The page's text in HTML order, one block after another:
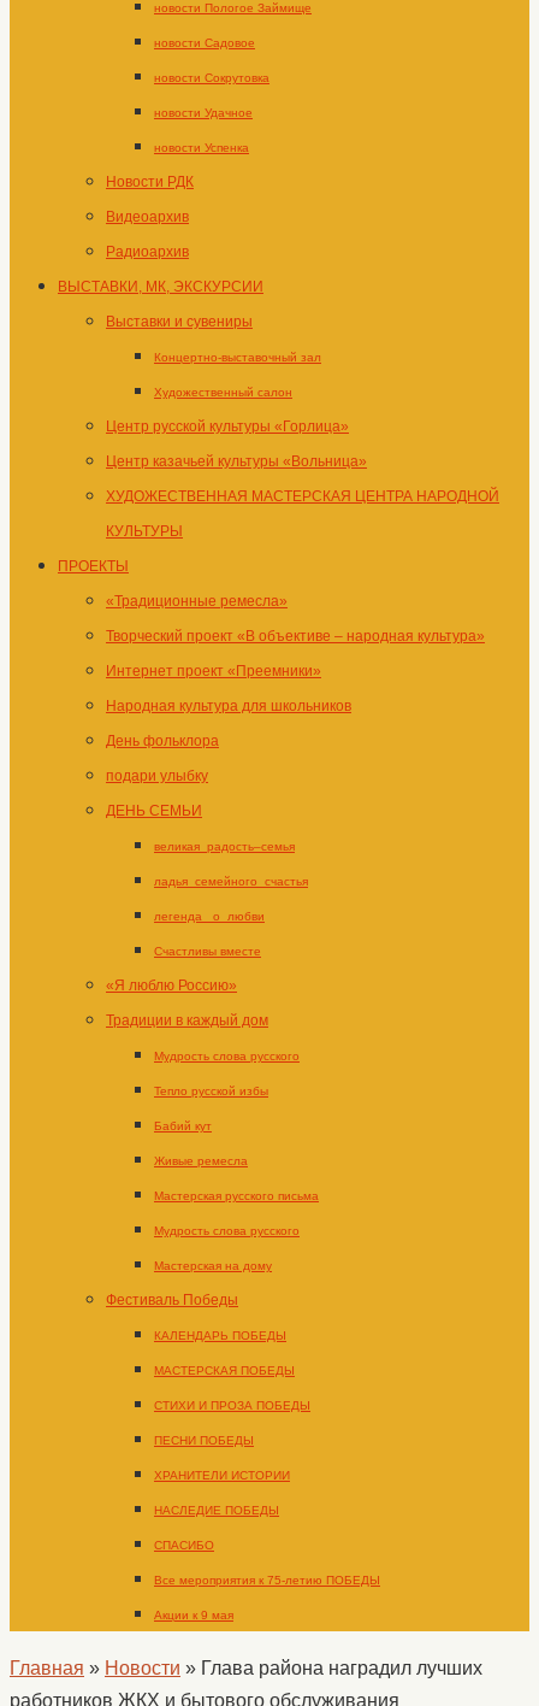
новости Пологое Займище
новости Садовое
новости Сокрутовка
новости Удачное
новости Успенка
Новости РДК
Видеоархив
Радиоархив
ВЫСТАВКИ, МК, ЭКСКУРСИИ
Выставки и сувениры
Концертно-выставочный зал
Художественный салон
Центр русской культуры «Горлица»
Центр казачьей культуры «Вольница»
ХУДОЖЕСТВЕННАЯ МАСТЕРСКАЯ ЦЕНТРА НАРОДНОЙ
КУЛЬТУРЫ
ПРОЕКТЫ
«Традиционные ремесла»
Творческий проект «В объективе – народная культура»
Интернет проект «Преемники»
Народная культура для школьников
День фольклора
подари улыбку
ДЕНЬ СЕМЬИ
великая_радость–семья
ладья_семейного_счастья
легенда _о_любви
Счастливы вместе
«Я люблю Россию»
Традиции в каждый дом
Мудрость слова русского
Тепло русской избы
Бабий кут
Живые ремесла
Мастерская русского письма
Мудрость слова русского
Мастерская на дому
Фестиваль Победы
КАЛЕНДАРЬ ПОБЕДЫ
МАСТЕРСКАЯ ПОБЕДЫ
СТИХИ И ПРОЗА ПОБЕДЫ
ПЕСНИ ПОБЕДЫ
ХРАНИТЕЛИ ИСТОРИИ
НАСЛЕДИЕ ПОБЕДЫ
СПАСИБО
Все мероприятия к 75-летию ПОБЕДЫ
Акции к 9 мая
Главная » Новости » Глава района наградил лучших
работников ЖКХ и бытового обслуживания